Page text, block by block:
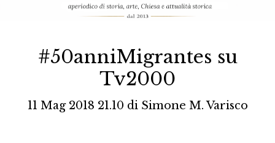
#50anniMigrantes su
Tv2000
11 Mag 2018 21.10 di Simone M. Varisco